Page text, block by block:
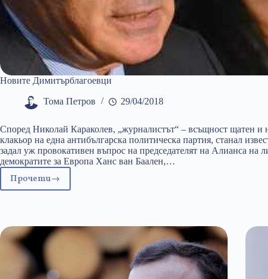
Новите Димитърблагоевци
Тома Петров 29/04/2018
Според Николай Караколев, „журналистът“ – всъщност щатен и
клакьор на една антибългарска политическа партия, станал
задал уж провокативен въпрос на председателят на Алианса на
демократите за Европа Ханс ван Баален,…
Прочети
Новите